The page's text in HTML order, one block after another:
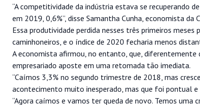
“A competitividade da indústria estava se recuperando
em 2019, 0,6%”, disse Samantha Cunha, economista da
Essa produtividade perdida nesses três primeiros
caminhoneiros, e o índice de 2020 fecharia menos
A economista afirmou, no entanto, que, diferentemente
empresariado aposte em uma retomada tão imediata.
“Caímos 3,3% no segundo trimestre de 2018, mas
acontecimento muito inesperado, mas que foi pontual e
“Agora caímos e vamos ter queda de novo. Temos